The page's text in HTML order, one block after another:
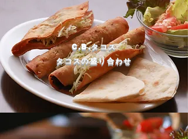
C.B.タコス​
​タコスの盛り合わせ